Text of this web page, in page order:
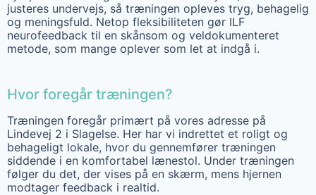
justeres undervejs, så træningen opleves tryg, behagelig
og meningsfuld. Netop fleksibiliteten gør ILF
neurofeedback til en skånsom og veldokumenteret
metode, som mange oplever som let at indgå i.
Hvor foregår træningen?
Træningen foregår primært på vores adresse på
Lindevej 2 i Slagelse. Her har vi indrettet et roligt og
behageligt lokale, hvor du gennemfører træningen
siddende i en komfortabel lænestol. Under træningen
følger du det, der vises på en skærm, mens hjernen
modtager feedback i realtid.